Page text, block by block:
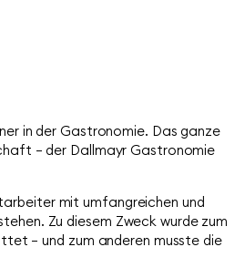
in der Gastronomie. Das ganze
– der Dallmayr Gastronomie
mit umfangreichen und
Zu diesem Zweck wurde zum
– und zum anderen musste die